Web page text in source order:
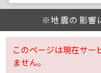
※地震の影響
このページは現在サー
ません。